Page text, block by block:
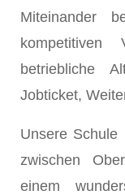
Miteinander
betriebliche
Jobticket,
Unsere
zwischen
einem